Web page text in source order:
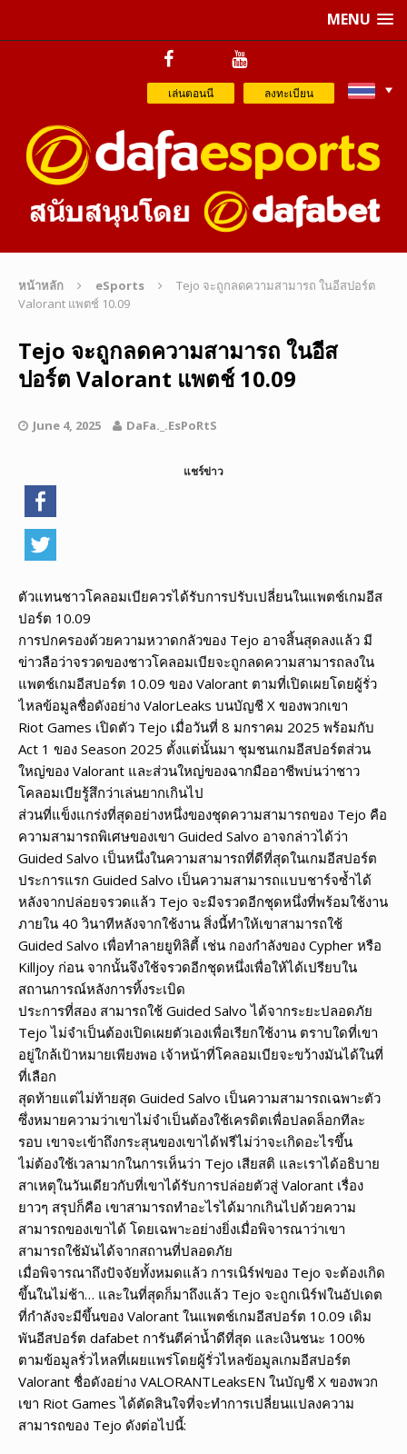
MENU
เล่นตอนนี ลงทะเบียน
หน้าหลัก eSports
Tejo จะถูกลดความสามารถ ในอีสปอร์ต
Valorant แพตช์ 10.09
Tejo จะถูกลดความสามารถ ในอีส
ปอร์ต Valorant แพตช์ 10.09
June 4, 2025 DaFa._.EsPoRtS
แชร์ข่าว
ตัวแทนชาวโคลอมเบียควรได้รับการปรับเปลี่ยนในแพตช์เกมอีส
ปอร์ต 10.09
การปกครองด้วยความหวาดกลัวของ Tejo อาจสิ้นสุดลงแล้ว มี
ข่าวลือว่าจรวดของชาวโคลอมเบียจะถูกลดความสามารถลงใน
แพตช์เกมอีสปอร์ต 10.09 ของ Valorant ตามที่เปิดเผยโดยผู้รั่ว
ไหลข้อมูลชื่อดังอย่าง ValorLeaks บนบัญชี X ของพวกเขา
Riot Games เปิดตัว Tejo เมื่อวันที่ 8 มกราคม 2025 พร้อมกับ
Act 1 ของ Season 2025 ตั้งแต่นั้นมา ชุมชนเกมอีสปอร์ตส่วน
ใหญ่ของ Valorant และส่วนใหญ่ของฉากมืออาชีพบ่นว่าชาว
โคลอมเบียรู้สึกว่าเล่นยากเกินไป
ส่วนที่แข็งแกร่งที่สุดอย่างหนึ่งของชุดความสามารถของ Tejo คือ
ความสามารถพิเศษของเขา Guided Salvo อาจกล่าวได้ว่า
Guided Salvo เป็นหนึ่งในความสามารถที่ดีที่สุดในเกมอีสปอร์ต
ประการแรก Guided Salvo เป็นความสามารถแบบชาร์จซ้ำได้
หลังจากปล่อยจรวดแล้ว Tejo จะมีจรวดอีกชุดหนึ่งที่พร้อมใช้งาน
ภายใน 40 วินาทีหลังจากใช้งาน สิ่งนี้ทำให้เขาสามารถใช้
Guided Salvo เพื่อทำลายยูทิลิตี้ เช่น กองกำลังของ Cypher หรือ
Killjoy ก่อน จากนั้นจึงใช้จรวดอีกชุดหนึ่งเพื่อให้ได้เปรียบใน
สถานการณ์หลังการทิ้งระเบิด
ประการที่สอง สามารถใช้ Guided Salvo ได้จากระยะปลอดภัย
Tejo ไม่จำเป็นต้องเปิดเผยตัวเองเพื่อเรียกใช้งาน ตราบใดที่เขา
อยู่ใกล้เป้าหมายเพียงพอ เจ้าหน้าที่โคลอมเบียจะขว้างมันได้ในที่
ที่เลือก
สุดท้ายแต่ไม่ท้ายสุด Guided Salvo เป็นความสามารถเฉพาะตัว
ซึ่งหมายความว่าเขาไม่จำเป็นต้องใช้เครดิตเพื่อปลดล็อกทีละ
รอบ เขาจะเข้าถึงกระสุนของเขาได้ฟรีไม่ว่าจะเกิดอะไรขึ้น
ไม่ต้องใช้เวลามากในการเห็นว่า Tejo เสียสติ และเราได้อธิบาย
สาเหตุในวันเดียวกับที่เขาได้รับการปล่อยตัวสู่ Valorant เรื่อง
ยาวๆ สรุปก็คือ เขาสามารถทำอะไรได้มากเกินไปด้วยความ
สามารถของเขาได้ โดยเฉพาะอย่างยิ่งเมื่อพิจารณาว่าเขา
สามารถใช้มันได้จากสถานที่ปลอดภัย
เมื่อพิจารณาถึงปัจจัยทั้งหมดแล้ว การเนิร์ฟของ Tejo จะต้องเกิด
ขึ้นในไม่ช้า… และในที่สุดก็มาถึงแล้ว Tejo จะถูกเนิร์ฟในอัปเดต
ที่กำลังจะมีขึ้นของ Valorant ในแพตช์เกมอีสปอร์ต 10.09 เดิม
พันอีสปอร์ต dafabet การันตีค่าน้ำดีที่สุด และเงินชนะ 100%
ตามข้อมูลรั่วไหลที่เผยแพร่โดยผู้รั่วไหลข้อมูลเกมอีสปอร์ต
Valorant ชื่อดังอย่าง VALORANTLeaksEN ในบัญชี X ของพวก
เขา Riot Games ได้ตัดสินใจที่จะทำการเปลี่ยนแปลงความ
สามารถของ Tejo ดังต่อไปนี้: